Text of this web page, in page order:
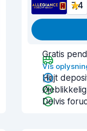
7,4
Gratis
Vis
Højt
Delvis